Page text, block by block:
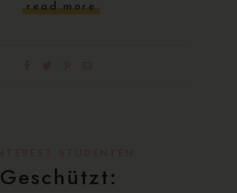
read more
Geschützt: